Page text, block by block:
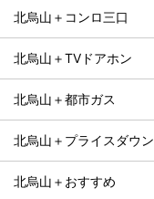
北烏山＋コンロ三口
北烏山＋TVドアホン
北烏山＋都市ガス
北烏山＋プライスダウン
北烏山＋おすすめ